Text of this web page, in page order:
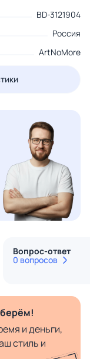
BD-3121904
Россия
ArtNoMore
Вопрос-ответ
0 вопросов
и деньги,
стиль и